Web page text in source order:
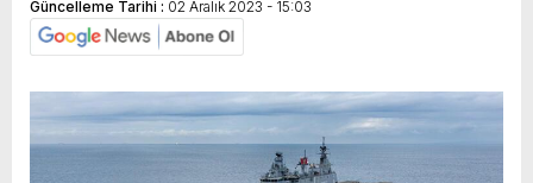
Güncelleme Tarihi : 02 Aralık 2023 - 15:03